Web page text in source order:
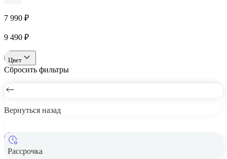
7 990 ₽
9 490 ₽
Цвет
Сбросить фильтры
Вернуться назад
Рассрочка
Наушники Samsung Galaxy Buds4 (R540) Black, чёрный